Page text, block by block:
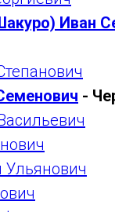
Иван
-